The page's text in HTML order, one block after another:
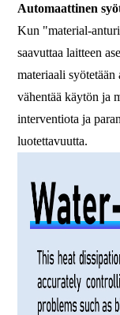
Automaattinen
Kun "material-
saavuttaa laitteen
materiaali syötetään
vähentää käytön ja
interventiota ja
luotettavuutta.